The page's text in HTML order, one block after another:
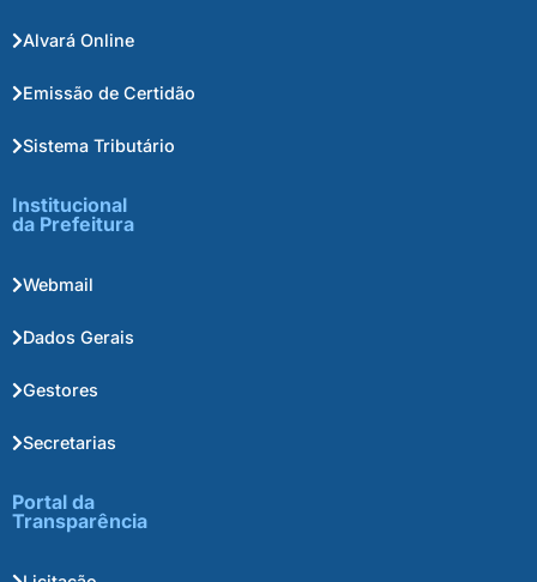
Alvará Online
Emissão de Certidão
Sistema Tributário
Institucional
da Prefeitura
Webmail
Dados Gerais
Gestores
Secretarias
Portal da
Transparência